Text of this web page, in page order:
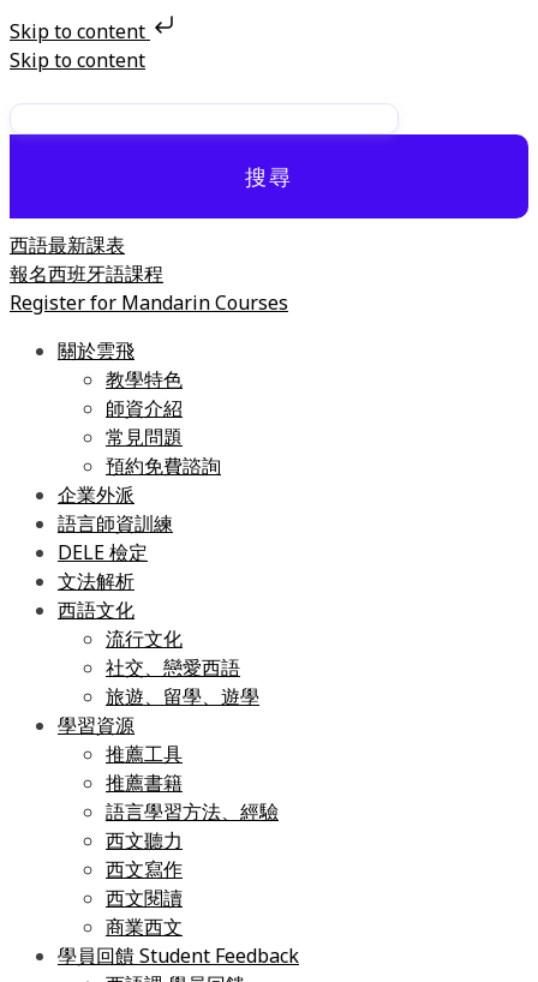
Skip to content
Skip to content
搜尋
西語最新課表
報名西班牙語課程
Register for Mandarin Courses
關於雲飛
教學特色
師資介紹
常見問題
預約免費諮詢
企業外派
語言師資訓練
DELE 檢定
文法解析
西語文化
流行文化
社交、戀愛西語
旅遊、留學、遊學
學習資源
推薦工具
推薦書籍
語言學習方法、經驗
西文聽力
西文寫作
西文閱讀
商業西文
學員回饋 Student Feedback